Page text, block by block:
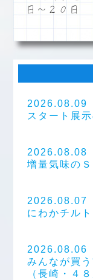
日～２０日
2026.08.09
スタート展
2026.08.08
増量気味の
2026.08.07
にわかチル
2026.08.06
みんなが買
（長崎・４８